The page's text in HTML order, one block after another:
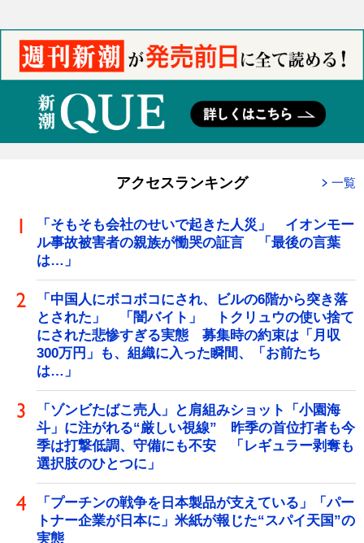
アクセスランキング 一覧
「そもそも会社のせいで起きた人災」 イオンモー
ル事故被害者の親族が慟哭の証言 「最後の言葉
は…」
「中国人にボコボコにされ、ビルの6階から突き落
とされた」 「闇バイト」 トクリュウの使い捨て
にされた悲惨すぎる実態 募集時の約束は「月収
300万円」も、組織に入った瞬間、「お前たち
は…」
「ゾンビたばこ売人」と肩組みショット「小園海
斗」に注がれる“厳しい視線” 昨季の首位打者も今
季は打撃低調、守備にも不安 「レギュラー剥奪も
選択肢のひとつに」
「プーチンの戦争を日本製品が支えている」「パー
トナー企業が日本に」米紙が報じた“スパイ天国”の
実態